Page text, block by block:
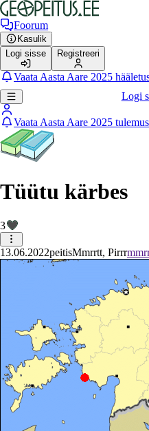
Foorum
Kasulik
Logi sisse
Registreeri
Vaata Aasta Aare 2025
Logi
Vaata Aasta Aare 2025
Tüütu kärbes
3
13.06.2022peitisMmrrtt, Pirrr